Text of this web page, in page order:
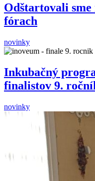
Odštartovali
fórach
novinky
Inkubačný
finalistov 9.
novinky